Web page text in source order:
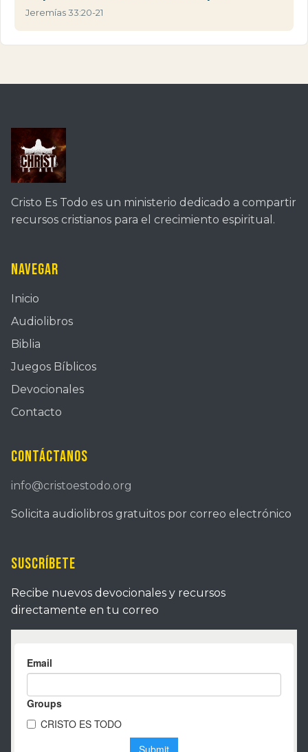
Jeremías 33:20-21
Cristo Es Todo es un ministerio dedicado a compartir
recursos cristianos para el crecimiento espiritual.
Navegar
Inicio
Audiolibros
Biblia
Juegos Bíblicos
Devocionales
Contacto
Contáctanos
info@cristoestodo.org
Solicita audiolibros gratuitos por correo electrónico
Suscríbete
Recibe nuevos devocionales y recursos
directamente en tu correo